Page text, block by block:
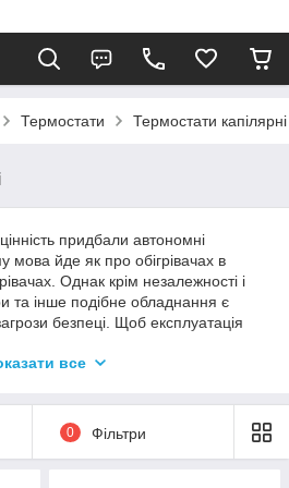
Термостати Термостати капілярні
придбали автономні
мова йде як про обігрівачах в
Однак крім незалежності і
та інше подібне обладнання є
безпеці. Щоб експлуатація
терморегулятори (капілярні
до сауни. Продукція доступна для
одного примірника. Звертайтеся.
все
0 Фільтри